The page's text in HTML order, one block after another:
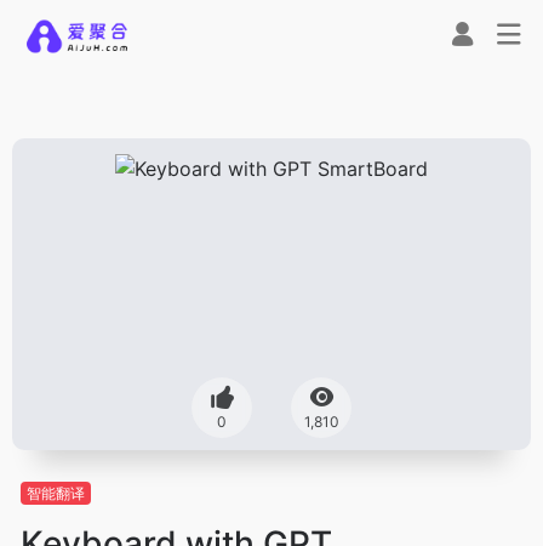
0 1,810
智能翻译